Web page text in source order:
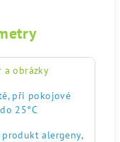
a obrázky
při pokojové
25°C
alergeny,